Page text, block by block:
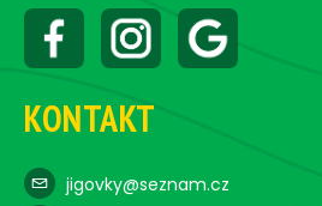
KONTAKT
jigovky@seznam.cz